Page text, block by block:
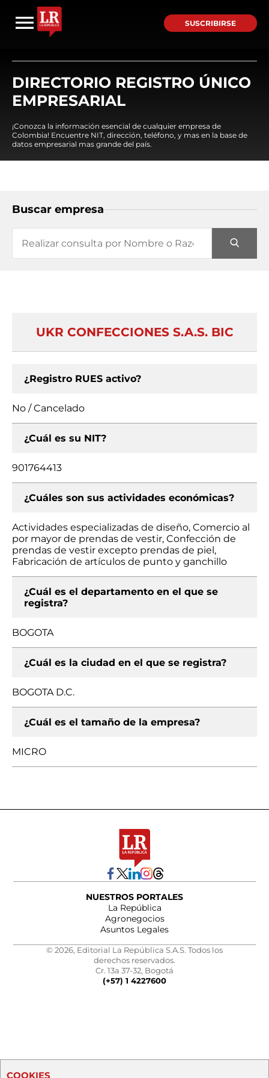
SUSCRIBIRSE
DIRECTORIO REGISTRO ÚNICO
EMPRESARIAL
¡Conozca la información esencial de cualquier empresa de
Colombia! Encuentre NIT, dirección, teléfono, y mas en la base de
datos empresarial mas grande del país.
Buscar empresa
UKR CONFECCIONES S.A.S. BIC
¿Registro RUES activo?
No / Cancelado
¿Cuál es su NIT?
901764413
¿Cuáles son sus actividades económicas?
Actividades especializadas de diseño, Comercio al
por mayor de prendas de vestir, Confección de
prendas de vestir excepto prendas de piel,
Fabricación de artículos de punto y ganchillo
¿Cuál es el departamento en el que se
registra?
BOGOTA
¿Cuál es la ciudad en el que se registra?
BOGOTA D.C.
¿Cuál es el tamaño de la empresa?
MICRO
NUESTROS PORTALES
La República
Agronegocios
Asuntos Legales
© 2026, Editorial La República S.A.S. Todos los
derechos reservados.
Cr. 13a 37-32, Bogotá
(+57) 1 4227600
COOKIES